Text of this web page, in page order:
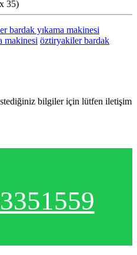
bardak yıkama makinesi
makinesi öztiryakiler bardak
bilgiler için lütfen iletişim